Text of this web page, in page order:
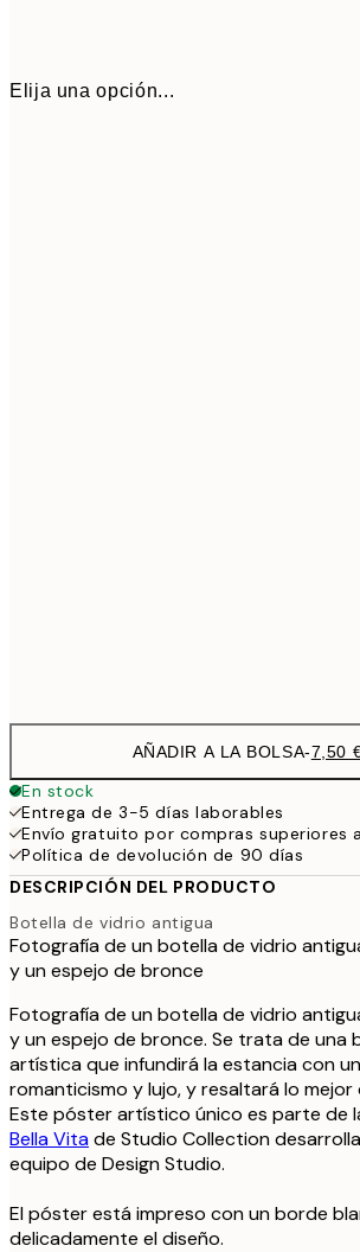
Elija una opción...
AÑADIR A LA BOLSA-7,50
En stock
Entrega de 3-5 días laborables
Envío gratuito por compras superiores
Política de devolución de 90 días
DESCRIPCIÓN DEL PRODUCTO
Botella de vidrio antigua
Fotografía de un botella de vidrio
y un espejo de bronce
Fotografía de un botella de vidrio
y un espejo de bronce. Se trata de una
artística que infundirá la estancia con
romanticismo y lujo, y resaltará lo
Este póster artístico único es parte de
Bella Vitade Studio Collection
equipo de Design Studio.
El póster está impreso con un borde
delicadamente el diseño.